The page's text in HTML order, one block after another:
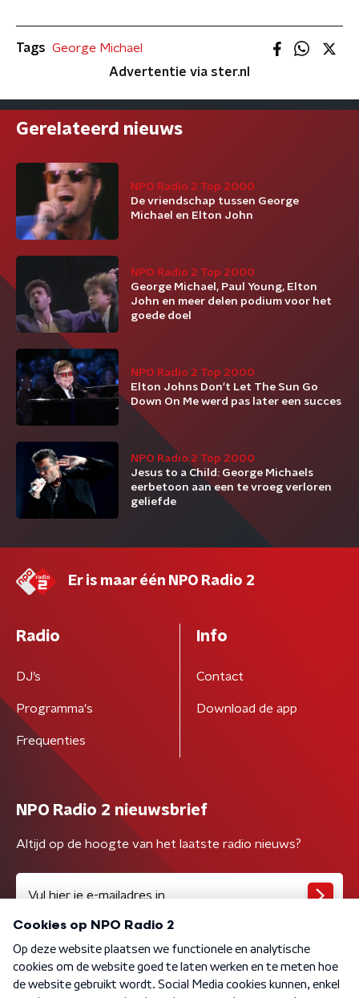
Tags George Michael
Advertentie via ster.nl
Gerelateerd nieuws
NPO Radio 2 Top 2000
De vriendschap tussen George
Michael en Elton John
NPO Radio 2 Top 2000
George Michael, Paul Young, Elton
John en meer delen podium voor het
goede doel
NPO Radio 2 Top 2000
Elton Johns Don't Let The Sun Go
Down On Me werd pas later een succes
NPO Radio 2 Top 2000
Jesus to a Child: George Michaels
eerbetoon aan een te vroeg verloren
geliefde
Er is maar één NPO Radio 2
Radio
DJ’s
Programma's
Frequenties
Info
Contact
Download de app
NPO Radio 2 nieuwsbrief
Altijd op de hoogte van het laatste radio nieuws?
Algemene voorwaarden